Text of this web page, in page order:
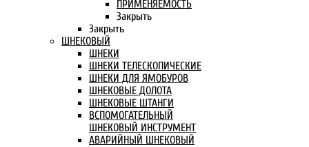
ПРИМЕНЯЕМОСТЬ
Закрыть
Закрыть
ШНЕКОВЫЙ
ШНЕКИ
ШНЕКИ ТЕЛЕСКОПИЧЕСКИЕ
ШНЕКИ ДЛЯ ЯМОБУРОВ
ШНЕКОВЫЕ ДОЛОТА
ШНЕКОВЫЕ ШТАНГИ
ВСПОМОГАТЕЛЬНЫЙ
ШНЕКОВЫЙ ИНСТРУМЕНТ
АВАРИЙНЫЙ ШНЕКОВЫЙ